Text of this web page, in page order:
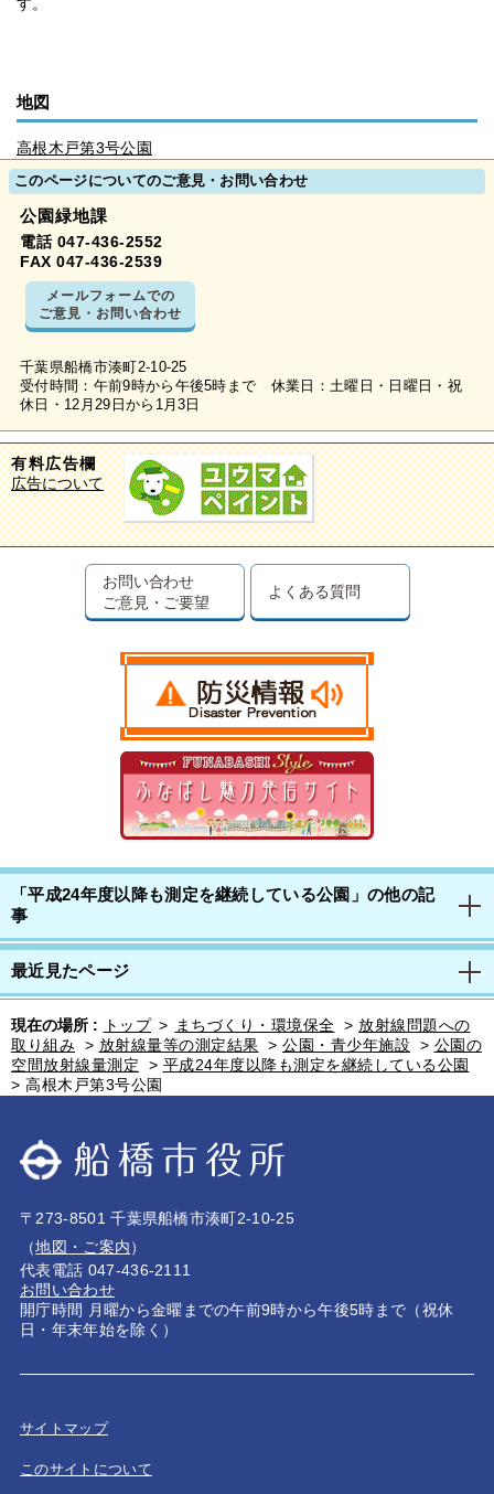
地図
高根木戸第3号公園
このページについてのご意見・お問い合わせ
公園緑地課
電話 047-436-2552
FAX 047-436-2539
メールフォームでの
ご意見・お問い合わせ
千葉県船橋市湊町2-10-25
受付時間：午前9時から午後5時まで 休業日：土曜日・日曜日・祝
休日・12月29日から1月3日
有料広告欄
広告について
お問い合わせ
ご意見・ご要望
よくある質問
「平成24年度以降も測定を継続している公園」の他の記
事
最近見たページ
現在の場所 : トップ > まちづくり・環境保全 > 放射線問題への
取り組み > 放射線量等の測定結果 > 公園・青少年施設 > 公園の
空間放射線量測定
> 平成24年度以降も測定を継続している公園
> 高根木戸第3号公園
〒273-8501 千葉県船橋市湊町2-10-25
（地図・ご案内）
代表電話 047-436-2111
お問い合わせ
開庁時間 月曜から金曜までの午前9時から午後5時まで（祝休
日・年末年始を除く）
サイトマップ
このサイトについて